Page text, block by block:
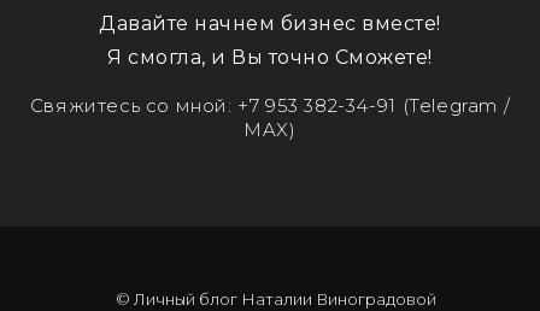
Давайте начнем бизнес вместе!
Я смогла, и Вы точно Сможете!
Свяжитесь со мной: +7 953 382-34-91 (Telegram /
MAX)
© Личный блог Наталии Виноградовой